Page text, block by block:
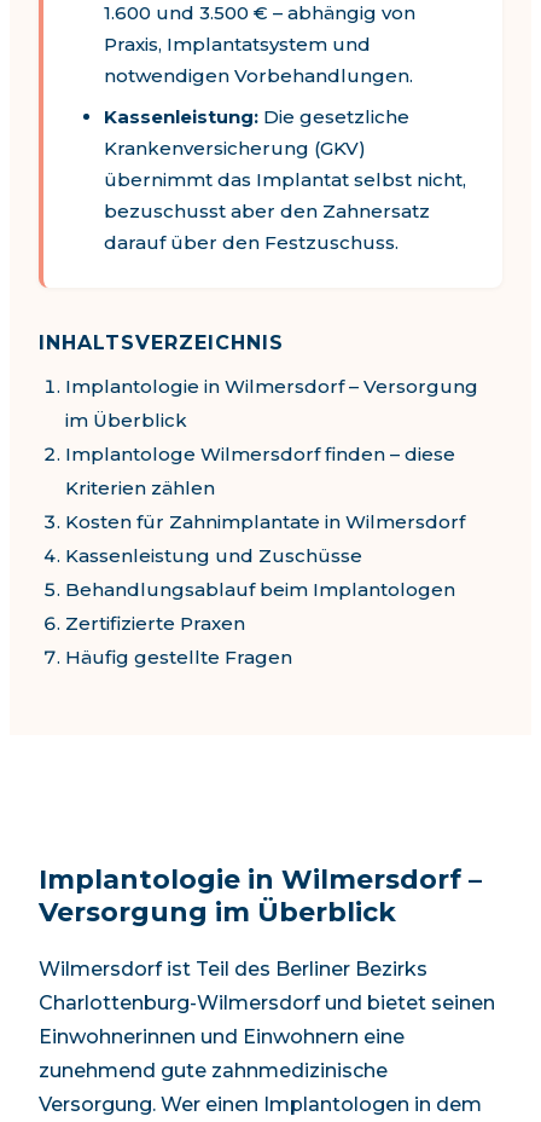
1.600 und 3.500 € – abhängig von
Praxis, Implantatsystem und
notwendigen Vorbehandlungen.
Kassenleistung: Die gesetzliche
Krankenversicherung (GKV)
übernimmt das Implantat selbst nicht,
bezuschusst aber den Zahnersatz
darauf über den Festzuschuss.
INHALTSVERZEICHNIS
Implantologie in Wilmersdorf– Versorgung
im Überblick
Implantologe Wilmersdorffinden – diese
Kriterien zählen
Kosten für Zahnimplantate in Wilmersdorf
Kassenleistung und Zuschüsse
Behandlungsablauf beim Implantologen
Zertifizierte Praxen
Häufig gestellte Fragen
Implantologie in Wilmersdorf–
Versorgung im Überblick
Wilmersdorfist Teil des Berliner Bezirks
Charlottenburg-Wilmersdorfund bietet seinen
Einwohnerinnen und Einwohnern eine
zunehmend gute zahnmedizinische
Versorgung. Wer einen Implantologen in dem